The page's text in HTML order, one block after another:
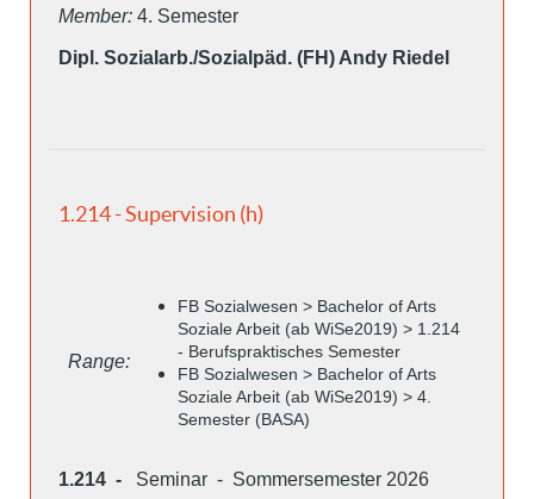
Member: 4. Semester
Dipl. Sozialarb./Sozialpäd. (FH) Andy Riedel
1.214 - Supervision (h)
Range:
FB Sozialwesen > Bachelor of Arts
Soziale Arbeit (ab WiSe2019) > 1.214
- Berufspraktisches Semester
FB Sozialwesen > Bachelor of Arts
Soziale Arbeit (ab WiSe2019) > 4.
Semester (BASA)
1.214 - Seminar - Sommersemester 2026